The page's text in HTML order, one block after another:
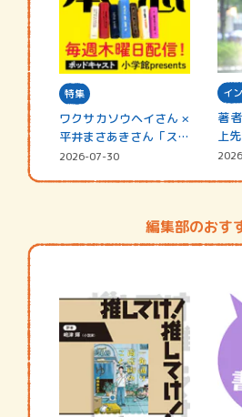
特集
ワクサカソウヘイさん ×
平井まさあきさん「スペ
シャ…
2026-07-30
イ
著
上
い』
編集部のおす